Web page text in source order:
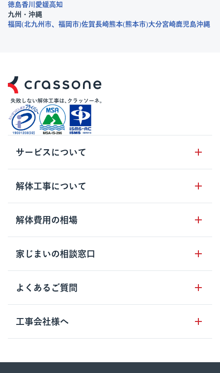
徳島香川 愛媛高知
九州・沖縄
福岡 北九州市 福岡市 佐賀長崎熊本 熊本市 大分宮崎鹿児島沖縄
サービスについて
サービスの流れ
サービスのメリット
クラッソーネの自治体連携
お客さまの声
空き家の処分を検討のお客様へ
解体工事について
解体工事の基礎知識
解体工事に関わる法律
用語集
解体費用の相場
木造住宅の相場
鉄骨造住宅の相場
RC造住宅の相場
家じまいの相談窓口
家じまいの相談窓口
よくあるご質問
クラッソーネの利用方法
工事の進め方
工事会社様へ